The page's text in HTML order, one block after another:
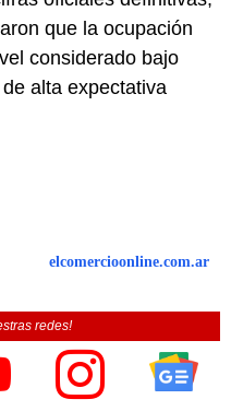
que la ocupación
considerado bajo
alta expectativa
elcomercioonline.com.ar
redes!